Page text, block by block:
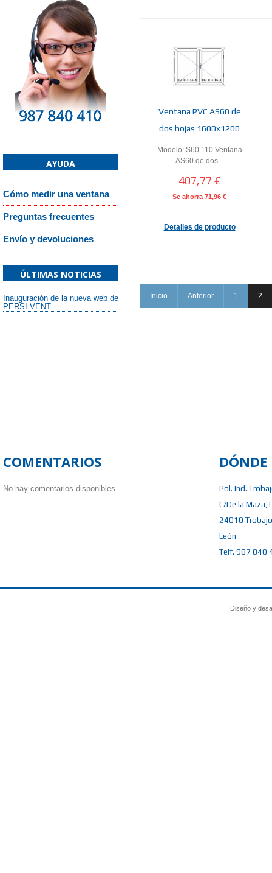
AYUDA
Cómo medir una ventana
Preguntas frecuentes
Envío y devoluciones
ÚLTIMAS NOTICIAS
Inauguración de la nueva web de
PERSI-VENT
Ventana PVC AS60 de
dos hojas 1600x1200
Modelo: S60.110 Ventana
AS60 de dos...
407,77 €
Se ahorra 71,96 €
Detalles de producto
Inicio Anterior 1 2
COMENTARIOS
No hay comentarios disponibles.
DÓNDE
Pol. Ind.
C/De la Maza,
24010
León
Telf. 987 840
Diseño y